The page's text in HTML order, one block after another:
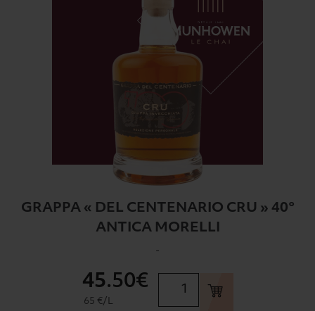
GRAPPA « DEL CENTENARIO CRU » 40°
ANTICA MORELLI
-
45.50€
65 €/L